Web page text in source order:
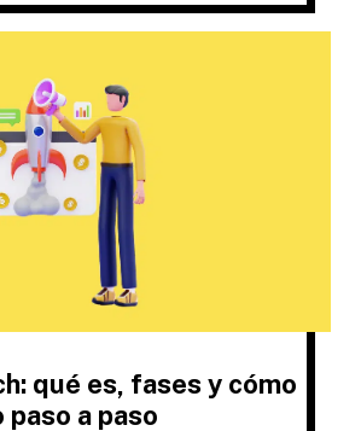
qué es, fases y cómo
a paso